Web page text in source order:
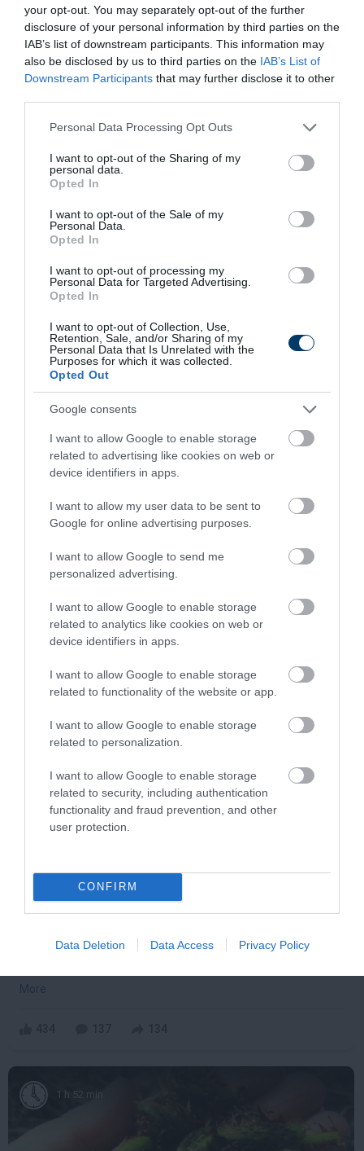
your opt-out. You may separately opt-out of the further
disclosure of your personal information by third parties on the
IAB’s list of downstream participants. This information may
also be disclosed by us to third parties on the IAB’s List of
Downstream Participants that may further disclose it to other
Please note that this website/app uses one or more Google
not limited to your visit or usage behaviour. You may click to
grant or deny consent to Google and its third-party tags to
use your data for below specified purposes in below Google
consent section.
Personal Data Processing Opt Outs
I want to opt-out of the Sharing of my
personal data.
Opted In
I want to opt-out of the Sale of my
Personal Data.
Opted In
I want to opt-out of processing my
Personal Data for Targeted Advertising.
Opted In
I want to opt-out of Collection, Use,
Retention, Sale, and/or Sharing of my
Personal Data that Is Unrelated with the
Purposes for which it was collected.
Opted Out
Google consents
I want to allow Google to enable storage
related to advertising like cookies on web or
device identifiers in apps.
I want to allow my user data to be sent to
Google for online advertising purposes.
I want to allow Google to send me
personalized advertising.
I want to allow Google to enable storage
related to analytics like cookies on web or
device identifiers in apps.
I want to allow Google to enable storage
related to functionality of the website or app.
I want to allow Google to enable storage
related to personalization.
I want to allow Google to enable storage
related to security, including authentication
functionality and fraud prevention, and other
user protection.
CONFIRM
Data Deletion Data Access Privacy Policy
438 71 292
Fungus Dries Up And Falls Off After The First
433 181
7 h 27 min
This Simple Trick Removes All Parasites From
Your Body!
81
One Teaspoon And All The Worms In The Body
More
1 h 52 min